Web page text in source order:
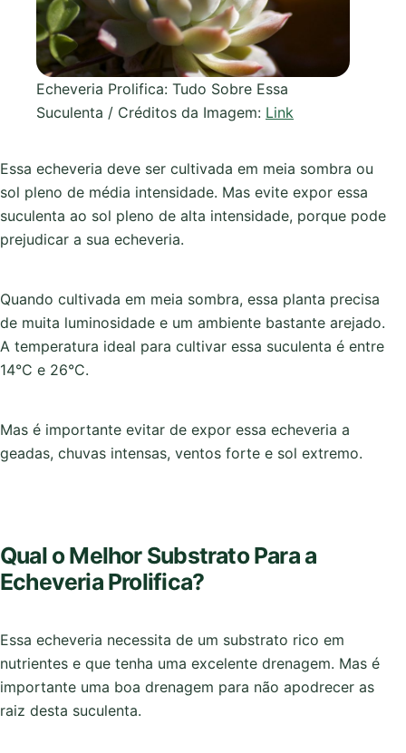
Echeveria Prolifica: Tudo Sobre Essa
Suculenta / Créditos da Imagem: Link
Essa echeveria deve ser cultivada em meia sombra ou
sol pleno de média intensidade. Mas evite expor essa
suculenta ao sol pleno de alta intensidade, porque pode
prejudicar a sua echeveria.
Quando cultivada em meia sombra, essa planta precisa
de muita luminosidade e um ambiente bastante arejado.
A temperatura ideal para cultivar essa suculenta é entre
14°C e 26°C.
Mas é importante evitar de expor essa echeveria a
geadas, chuvas intensas, ventos forte e sol extremo.
Qual o Melhor Substrato Para a
Echeveria Prolifica?
Essa echeveria necessita de um substrato rico em
nutrientes e que tenha uma excelente drenagem. Mas é
importante uma boa drenagem para não apodrecer as
raiz desta suculenta.